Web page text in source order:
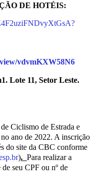
DE HOTÉIS:
vdvmKXW58N6
Lote 11, Setor Leste.
Ciclismo de Estrada e
ano de 2022. A inscrição
do site da CBC conforme
). Para realizar a
seu CPF ou nº de